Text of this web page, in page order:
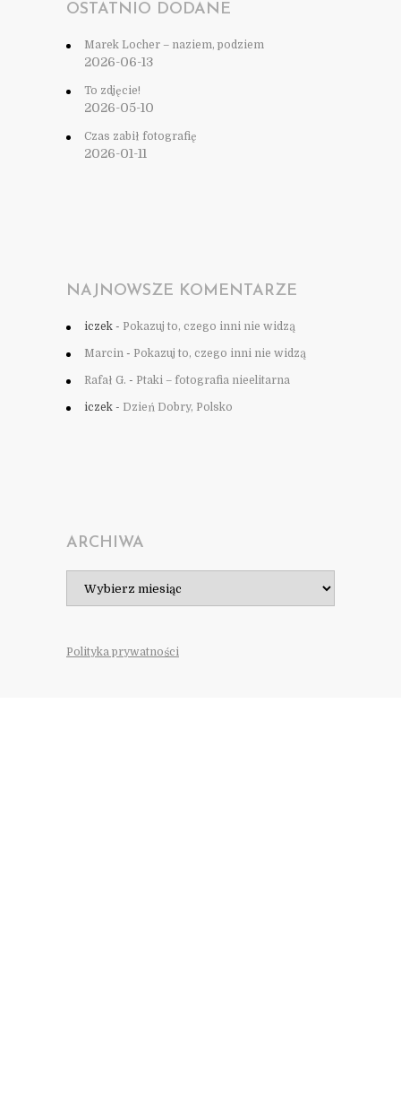
OSTATNIO DODANE
Marek Locher – naziem, podziem
2026-06-13
To zdjęcie!
2026-05-10
Czas zabił fotografię
2026-01-11
NAJNOWSZE KOMENTARZE
iczek - Pokazuj to, czego inni nie widzą
Marcin - Pokazuj to, czego inni nie widzą
Rafał G. - Ptaki – fotografia nieelitarna
iczek - Dzień Dobry, Polsko
ARCHIWA
Polityka prywatności